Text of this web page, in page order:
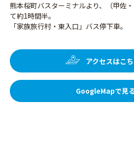
熊本桜町バスターミナルより、（甲佐
て約1時間半。
「家族旅行村・東入口」バス停下車。
アクセスはこ
GoogleMapで見